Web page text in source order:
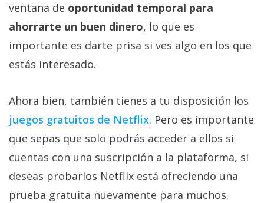
ventana de oportunidad temporal para
ahorrarte un buen dinero, lo que es
importante es darte prisa si ves algo en los que
estás interesado.
Ahora bien, también tienes a tu disposición los
juegos gratuitos de Netflix‎. Pero es importante
que sepas que solo podrás acceder a ellos si
cuentas con una suscripción a la plataforma, si
deseas probarlos Netflix está ofreciendo una
prueba gratuita nuevamente para muchos.